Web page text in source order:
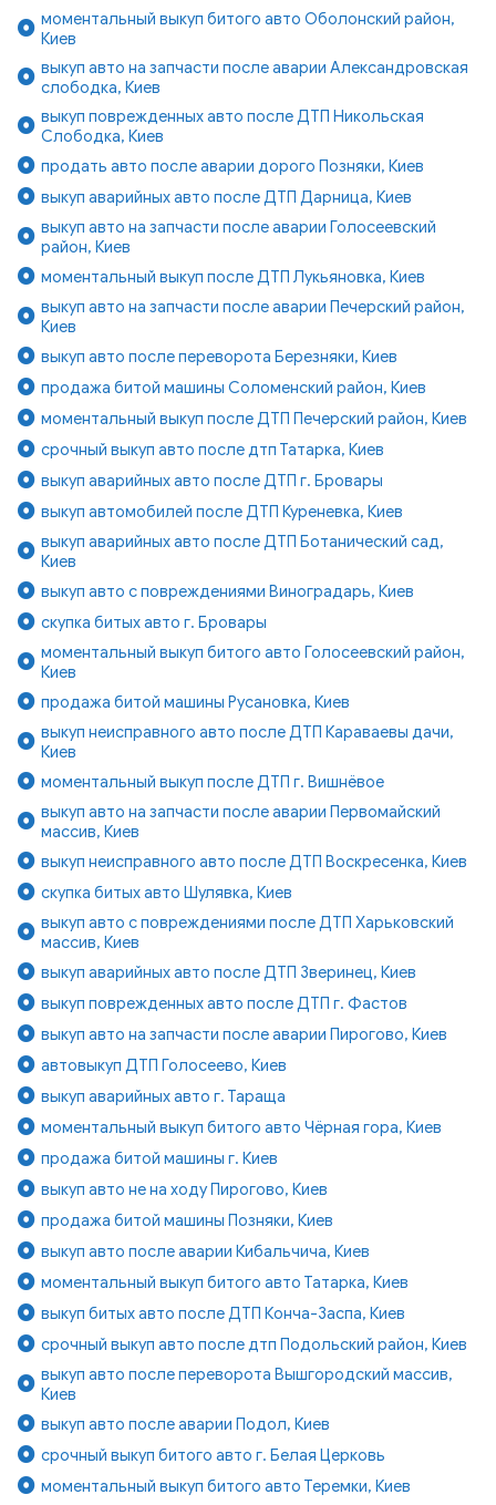
моментальный выкуп битого авто Оболонский район,
Киев
выкуп авто на запчасти после аварии Александровская
слободка, Киев
выкуп поврежденных авто после ДТП Никольская
Слободка, Киев
продать авто после аварии дорого Позняки, Киев
выкуп аварийных авто после ДТП Дарница, Киев
выкуп авто на запчасти после аварии Голосеевский
район, Киев
моментальный выкуп после ДТП Лукьяновка, Киев
выкуп авто на запчасти после аварии Печерский район,
Киев
выкуп авто после переворота Березняки, Киев
продажа битой машины Соломенский район, Киев
моментальный выкуп после ДТП Печерский район, Киев
срочный выкуп авто после дтп Татарка, Киев
выкуп аварийных авто после ДТП г. Бровары
выкуп автомобилей после ДТП Куреневка, Киев
выкуп аварийных авто после ДТП Ботанический сад,
Киев
выкуп авто с повреждениями Виноградарь, Киев
скупка битых авто г. Бровары
моментальный выкуп битого авто Голосеевский район,
Киев
продажа битой машины Русановка, Киев
выкуп неисправного авто после ДТП Караваевы дачи,
Киев
моментальный выкуп после ДТП г. Вишнёвое
выкуп авто на запчасти после аварии Первомайский
массив, Киев
выкуп неисправного авто после ДТП Воскресенка, Киев
скупка битых авто Шулявка, Киев
выкуп авто с повреждениями после ДТП Харьковский
массив, Киев
выкуп аварийных авто после ДТП Зверинец, Киев
выкуп поврежденных авто после ДТП г. Фастов
выкуп авто на запчасти после аварии Пирогово, Киев
автовыкуп ДТП Голосеево, Киев
выкуп аварийных авто г. Тараща
моментальный выкуп битого авто Чёрная гора, Киев
продажа битой машины г. Киев
выкуп авто не на ходу Пирогово, Киев
продажа битой машины Позняки, Киев
выкуп авто после аварии Кибальчича, Киев
моментальный выкуп битого авто Татарка, Киев
выкуп битых авто после ДТП Конча-Заспа, Киев
срочный выкуп авто после дтп Подольский район, Киев
выкуп авто после переворота Вышгородский массив,
Киев
выкуп авто после аварии Подол, Киев
срочный выкуп битого авто г. Белая Церковь
моментальный выкуп битого авто Теремки, Киев